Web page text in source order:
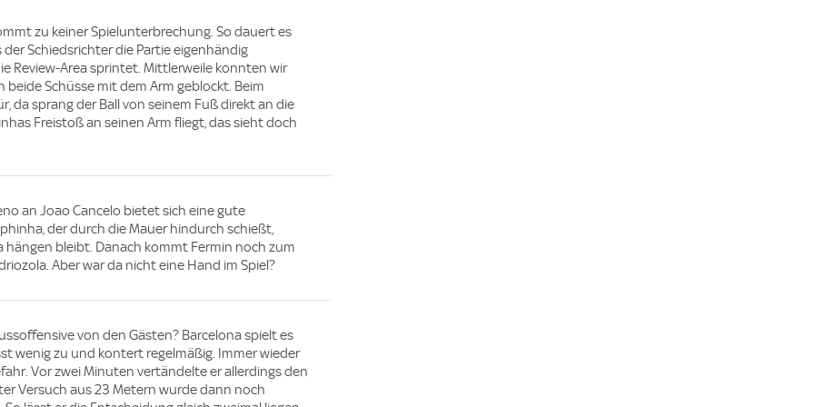
zu keiner Spielunterbrechung. So dauert es
Schiedsrichter die Partie eigenhändig
Review-Area sprintet. Mittlerweile konnten wir
beide Schüsse mit dem Arm geblockt. Beim
da sprang der Ball von seinem Fuß direkt an die
Freistoß an seinen Arm fliegt, das sieht doch
an Joao Cancelo bietet sich eine gute
der durch die Mauer hindurch schießt,
hängen bleibt. Danach kommt Fermin noch zum
Aber war da nicht eine Hand im Spiel?
von den Gästen? Barcelona spielt es
wenig zu und kontert regelmäßig. Immer wieder
Vor zwei Minuten vertändelte er allerdings den
Versuch aus 23 Metern wurde dann noch